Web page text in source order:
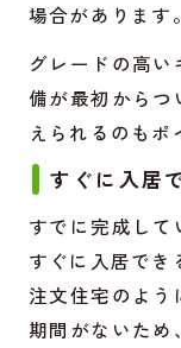
場合があります。
グレードの高
備が最初からつ
えられるのもポ
すぐに入居
すでに完成し
すぐに入居でき
注文住宅のよう
期間がないた